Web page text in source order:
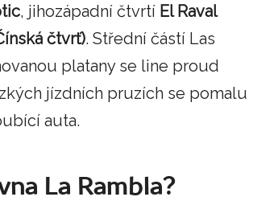
, jihozápadní čtvrtí El Raval
čtvrť). Střední částí Las
platany se line proud
jízdních pruzích se pomalu
auta.
La Rambla?